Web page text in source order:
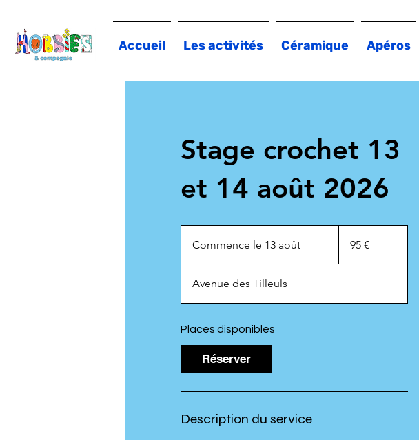
Accueil Les activités Céramique Apéros
Stage crochet 13
et 14 août 2026
Commence le 13 août
o
e
3
95 €
Avenue des Tilleuls
Places disponibles
Réserver
Description du service